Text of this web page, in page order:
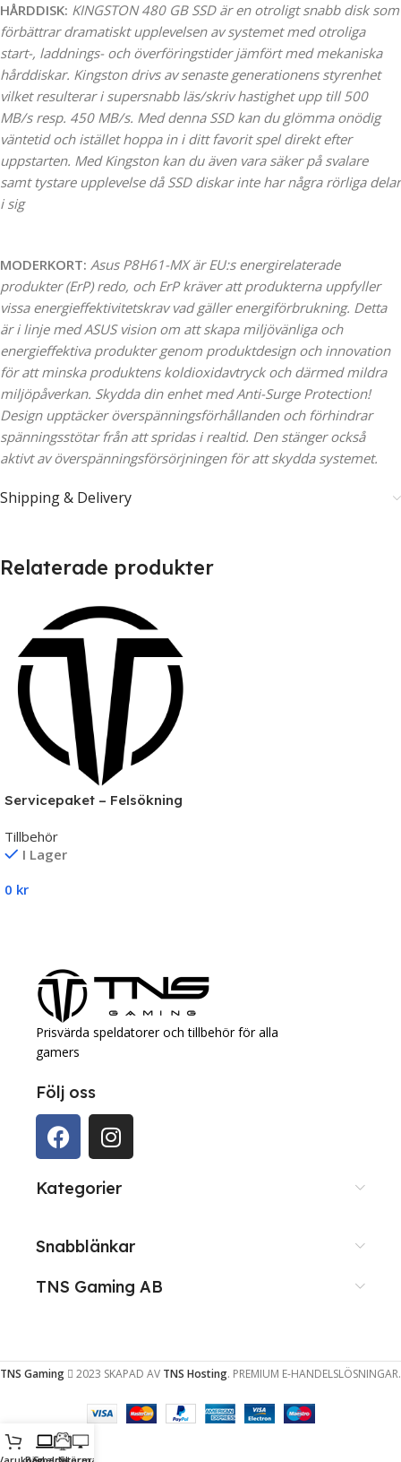
HÅRDDISK: KINGSTON 480 GB SSD är en otroligt snabb disk som
förbättrar dramatiskt upplevelsen av systemet med otroliga
start-, laddnings- och överföringstider jämfört med mekaniska
hårddiskar. Kingston drivs av senaste generationens styrenhet
vilket resulterar i supersnabb läs/skriv hastighet upp till 500
MB/s resp. 450 MB/s. Med denna SSD kan du glömma onödig
väntetid och istället hoppa in i ditt favorit spel direkt efter
uppstarten. Med Kingston kan du även vara säker på svalare
samt tystare upplevelse då SSD diskar inte har några rörliga delar
i sig
MODERKORT: Asus P8H61-MX är EU:s energirelaterade
produkter (ErP) redo, och ErP kräver att produkterna uppfyller
vissa energieffektivitetskrav vad gäller energiförbrukning. Detta
är i linje med ASUS vision om att skapa miljövänliga och
energieffektiva produkter genom produktdesign och innovation
för att minska produktens koldioxidavtryck och därmed mildra
miljöpåverkan. Skydda din enhet med Anti-Surge Protection!
Design upptäcker överspänningsförhållanden och förhindrar
spänningsstötar från att spridas i realtid. Den stänger också
aktivt av överspänningsförsörjningen för att skydda systemet.
Shipping & Delivery
Relaterade produkter
Servicepaket – Felsökning
TNS Gaming
Tillbehör
I Lager
0 kr
Prisvärda speldatorer och tillbehör för alla
gamers
Följ oss
Kategorier
Snabblänkar
TNS Gaming AB
TNS Gaming 2023 SKAPAD AV TNS Hosting. PREMIUM E-HANDELSLÖSNINGAR.